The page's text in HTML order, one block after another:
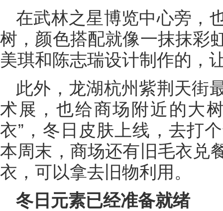
在武林之星博览中心旁，
树，颜色搭配就像一抹抹彩
美琪和陈志瑞设计制作的，
此外，龙湖杭州紫荆天街
术展，也给商场附近的大
衣”，冬日皮肤上线，去打
本周末，商场还有旧毛衣兑
衣，可以拿去旧物利用。
冬日元素已经准备就绪